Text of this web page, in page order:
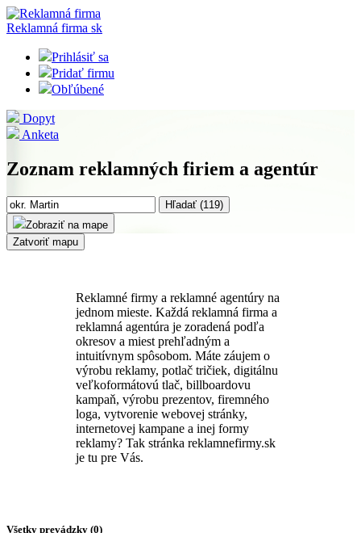
Reklamná firma sk
Prihlásiť sa
Pridať firmu
Obľúbené
Dopyt
Anketa
Zoznam reklamných firiem a agentúr
Hľadať (119)
Zobraziť na mape
Zatvoriť mapu
Reklamné firmy a reklamné agentúry na
jednom mieste. Každá reklamná firma a
reklamná agentúra je zoradená podľa
okresov a miest prehľadným a
intuitívnym spôsobom. Máte záujem o
výrobu reklamy, potlač tričiek, digitálnu
veľkoformátovú tlač, billboardovu
kampaň, výrobu prezentov, firemného
loga, vytvorenie webovej stránky,
internetovej kampane a inej formy
reklamy? Tak stránka reklamnefirmy.sk
je tu pre Vás.
Všetky prevádzky (0)